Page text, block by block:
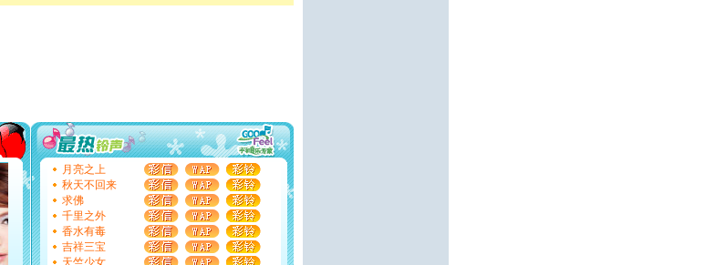
你太多，只有给你五千万：千万快乐！千万要健康！千万
要平安！千万要知足！千万不要忘记我！
[圣诞节]不只这样的日子才会想起你,而是这样的日子才
能正大光明地骚扰你,告诉你,圣诞要快乐!新年要快乐!天天
都要快乐噢!
[圣诞节]奉上一颗祝福的心,在这个特别的日子里,愿幸福,
如意,快乐,鲜花,一切美好的祝愿与你同在.圣诞快乐!
[元旦]
看到你我会触电；看不到你我要充电；没有你我会
断电。爱你是我职业，想你是我事业，抱你是我特长，吻
月亮之上
秋天不回来
求佛
千里之外
香水有毒
吉祥三宝
天竺少女